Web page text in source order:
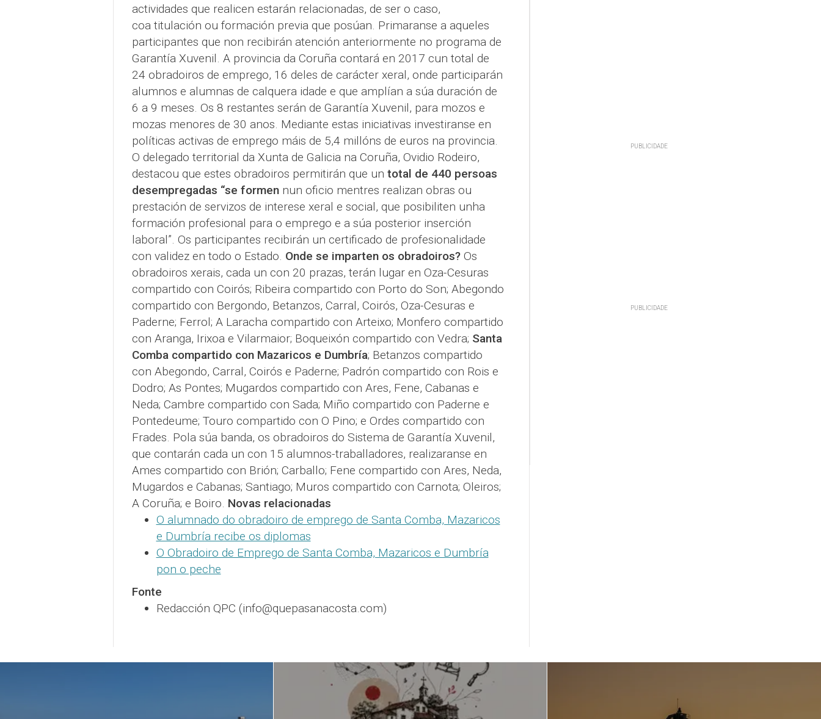
actividades que realicen estarán relacionadas, de ser o caso,
coa titulación ou formación previa que posúan. Primaranse a aqueles
participantes que non recibirán atención anteriormente no programa de
Garantía Xuvenil. A provincia da Coruña contará en 2017 cun total de
24 obradoiros de emprego, 16 deles de carácter xeral, onde participarán
alumnos e alumnas de calquera idade e que amplían a súa duración de
6 a 9 meses. Os 8 restantes serán de Garantía Xuvenil, para mozos e
mozas menores de 30 anos. Mediante estas iniciativas investiranse en
políticas activas de emprego máis de 5,4 millóns de euros na provincia.
O delegado territorial da Xunta de Galicia na Coruña, Ovidio Rodeiro,
destacou que estes obradoiros permitirán que un total de 440 persoas
desempregadas “se formennun oficio mentres realizan obras ou
prestación de servizos de interese xeral e social, que posibiliten unha
formación profesional para o emprego e a súa posterior inserción
laboral”. Os participantes recibirán un certificado de profesionalidade
con validez en todo o Estado. Onde se imparten os obradoiros?Os
obradoiros xerais, cada un con 20 prazas, terán lugar en Oza-Cesuras
compartido con Coirós; Ribeira compartido con Porto do Son; Abegondo
compartido con Bergondo, Betanzos, Carral, Coirós, Oza-Cesuras e
Paderne; Ferrol; A Laracha compartido con Arteixo; Monfero compartido
con Aranga, Irixoa e Vilarmaior; Boqueixón compartido con Vedra; Santa
Comba compartido con Mazaricos e Dumbría; Betanzos compartido
con Abegondo, Carral, Coirós e Paderne; Padrón compartido con Rois e
Dodro; As Pontes; Mugardos compartido con Ares, Fene, Cabanas e
Neda; Cambre compartido con Sada; Miño compartido con Paderne e
Pontedeume; Touro compartido con O Pino; e Ordes compartido con
Frades. Pola súa banda, os obradoiros do Sistema de Garantía Xuvenil,
que contarán cada un con 15 alumnos-traballadores, realizaranse en
Ames compartido con Brión; Carballo; Fene compartido con Ares, Neda,
Mugardos e Cabanas; Santiago; Muros compartido con Carnota; Oleiros;
A Coruña; e Boiro. Novas relacionadas
O alumnado do obradoiro de emprego de Santa Comba, Mazaricos
e Dumbría recibe os diplomas
O Obradoiro de Emprego de Santa Comba, Mazaricos e Dumbría
pon o peche
Fonte
Redacción QPC (info@quepasanacosta.com)